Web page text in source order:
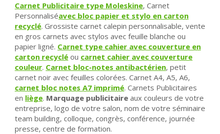
Carnet Publicitaire type Moleskine, Carnet
Personnaliséavec bloc papier et stylo en carton
recyclé. Grossiste carnet calepin personnalisable, vente
en gros carnets avec stylos avec feuille blanche ou
papier ligné. Carnet type cahier avec couverture en
carton recyclé ou carnet cahier avec couverture
couleur. Carnet bloc-notes antibactérien, petit
carnet noir avec feuilles colorées. Carnet A4, A5, A6,
carnet bloc notes A7 imprimé. Carnets Publicitaires
en liège. Marquage publicitaire aux couleurs de votre
entreprise, logo de votre salon, nom de votre séminaire
team building, colloque, congrès, conférence, journée
presse, centre de formation.